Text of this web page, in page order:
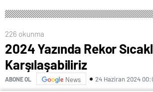
226 okunma
2024 Yazında Rekor
Karşılaşabiliriz
ABONE OL News 24 Haziran 2024